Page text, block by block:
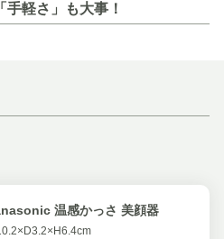
軽さ」も大事！
温感かっさ 美顔器